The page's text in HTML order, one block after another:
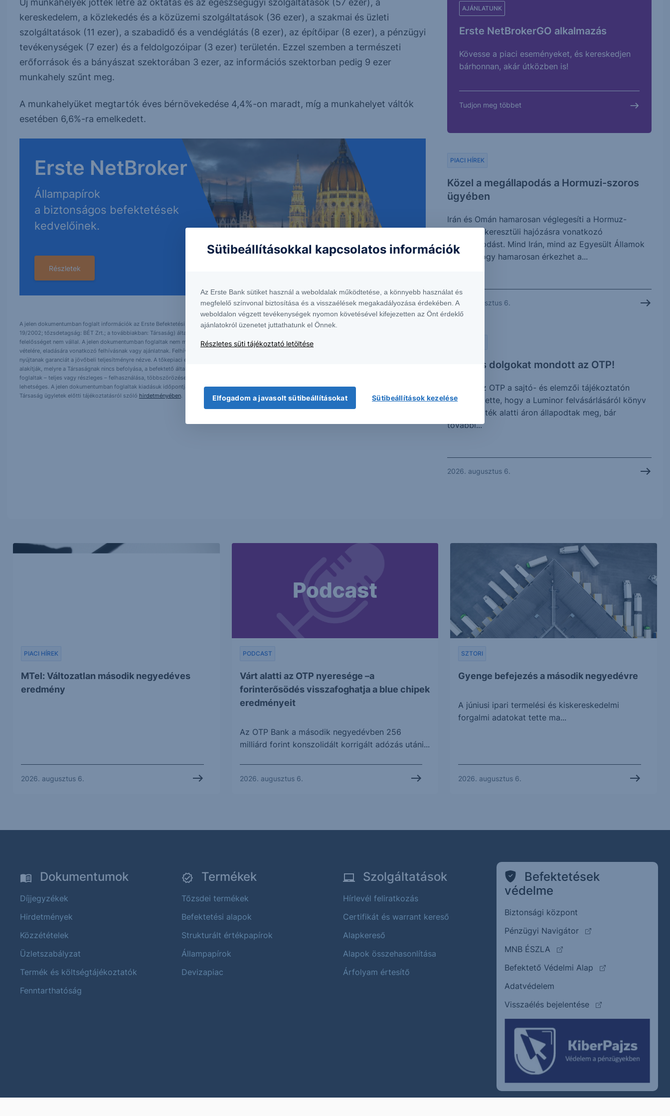
Új munkahelyek jöttek létre az oktatás és az egészségügyi szolgáltatások (57 ezer), a
kereskedelem, a közlekedés és a közüzemi szolgáltatások (36 ezer), a szakmai és üzleti
szolgáltatások (11 ezer), a szabadidő és a vendéglátás (8 ezer), az építőipar (8 ezer), a pénzügyi
tevékenységek (7 ezer) és a feldolgozóipar (3 ezer) területén. Ezzel szemben a természeti
erőforrások és a bányászat szektorában 3 ezer, az információs szektorban pedig 9 ezer
munkahely szűnt meg.
A munkahelyüket megtartók éves bérnövekedése 4,4%-on maradt, míg a munkahelyet váltók
esetében 6,6%-ra emelkedett.
Erste NetBroker
Állampapírok
a biztonságos befektetések
kedvelőinek.
Részletek
A jelen dokumentumban foglalt információk az Erste Befektetési Zrt. (székhely: 1138 Budapest, Népfürdő u. 24-26.; tev. eng. szám: E-III/324/2008 és III/75.005-
19/2002; tőzsdetagság: BÉT Zrt.; a továbbiakban: Társaság) által hitelesnek tartott forrásokon alapulnak, de azokért a Társaság szavatosságot vagy
felelősséget nem vállal. A jelen dokumentumban foglaltak nem minősíthetők befektetésre való ösztönzésnek, befektetési tanácsadásnak, értékpapír jegyzésére,
vételére, eladására vonatkozó felhívásnak vagy ajánlatnak. Felhívjuk szíves figyelmét arra, hogy a múltbeli teljesítmények, illetve jövőbeli becslések nem
nyújtanak garanciát a jövőbeli teljesítményre nézve. A tőkepiaci és makrogazdasági helyzetet, a befektetések és azok hozamai alakulását olyan tényezők
alakítják, melyre a Társaságnak nincs befolyása, a befektető által hozott döntés következményei a Társaságra nem háríthatók át. A jelen dokumentumban
foglaltak – teljes vagy részleges – felhasználása, többszörözése, publikálása, átdolgozása, terjesztése kizárólag a Társaság előzetes írásos engedélyével
lehetséges. A jelen dokumentumban foglaltak kiadásuk időpontjában érvényesek. További részletek:Erste Market Dokumentumok – Erste Market
Társaság ügyletek előtti tájékoztatásról szóló hirdetményében.
AJÁNLATUNK
Erste NetBrokerGO alkalmazás
Kövesse a piaci eseményeket, és kereskedjen
bárhonnan, akár útközben is!
Tudjon meg többet
Közel a megállapodás a Hormuzi-szoros
ügyében
PIACI HÍREK
Irán és Omán hamarosan véglegesíti a Hormuz-
szoroson keresztüli hajózásra vonatkozó
megállapodást. Mind Irán, mind az Egyesült Államok
jelezte, hogy hamarosan érkezhet a...
2026. augusztus 6.
Érdekes dolgokat mondott az OTP!
Tegnap az OTP a sajtó- és elemzői tájékoztatón
megerősítette, hogy a Luminor felvásárlásáról könyv
szerinti érték alatti áron állapodtak meg, bár
további...
2026. augusztus 6.
MTel: Változatlan második negyedéves
eredmény
PIACI HÍREK
2026. augusztus 6.
Várt alatti az OTP nyeresége –a
forinterősödés visszafoghatja a blue chipek
eredményeit
PODCAST
Az OTP Bank a második negyedévben 256
milliárd forint konszolidált korrigált adózás utáni...
2026. augusztus 6.
Gyenge befejezés a második negyedévre
SZTORI
A júniusi ipari termelési és kiskereskedelmi
forgalmi adatokat tette ma...
2026. augusztus 6.
Dokumentumok
Díjjegyzékek
Hirdetmények
Közzétételek
Üzletszabályzat
Termék és költségtájékoztatók
Fenntarthatóság
Termékek
Tőzsdei termékek
Befektetési alapok
Strukturált értékpapírok
Állampapírok
Devizapiac
Szolgáltatások
Hírlevél feliratkozás
Certifikát és warrant kereső
Alapkereső
Alapok összehasonlítása
Árfolyam értesítő
Befektetések
védelme
Biztonsági központ
Pénzügyi Navigátor
(külső oldalra ugrik)
MNB ÉSZLA
(külső oldalra ugrik)
Befektető Védelmi Alap
(külső oldalra
Adatvédelem
Visszaélés bejelentése
(külső oldalra ugrik)
Sütibeállításokkal kapcsolatos információk
Az Erste Bank sütiket használ a weboldalak működtetése, a könnyebb használat és
megfelelő színvonal biztosítása és a visszaélések megakadályozása érdekében. A
weboldalon végzett tevékenységek nyomon követésével kifejezetten az Önt érdeklő
ajánlatokról üzenetet juttathatunk el Önnek.
Részletes süti tájékoztató letöltése
Elfogadom a javasolt sütibeállításokat Sütibeállítások kezelése